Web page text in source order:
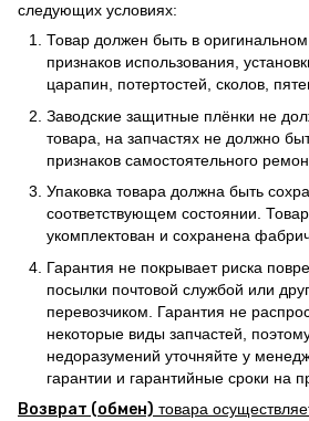
следующих условиях:
Товар должен быть в
признаков использования,
царапин, потертостей, сколов,
Заводские защитные плёнки не
товара, на запчастях не должно
признаков самостоятельного
Упаковка товара должна быть
соответствующем состоянии.
укомплектован и сохранена
Гарантия не покрывает риска
посылки почтовой службой или
перевозчиком. Гарантия не
некоторые виды запчастей,
недоразумений уточняйте у
гарантии и гарантийные сроки на
Возврат (обмен) товара